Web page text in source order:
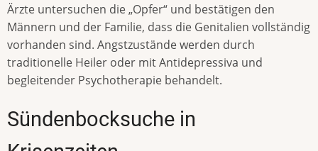
Ärzte untersuchen die „Opfer“ und bestätigen den
Männern und der Familie, dass die Genitalien vollständig
vorhanden sind. Angstzustände werden durch
traditionelle Heiler oder mit Antidepressiva und
begleitender Psychotherapie behandelt.
Sündenbocksuche in